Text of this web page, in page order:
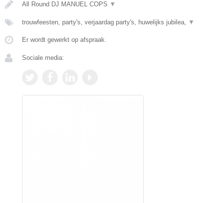
All Round DJ MANUEL COPS ▼
trouwfeesten, party's, verjaardag party's, huwelijks jubilea, ▼
Er wordt gewerkt op afspraak.
Sociale media: